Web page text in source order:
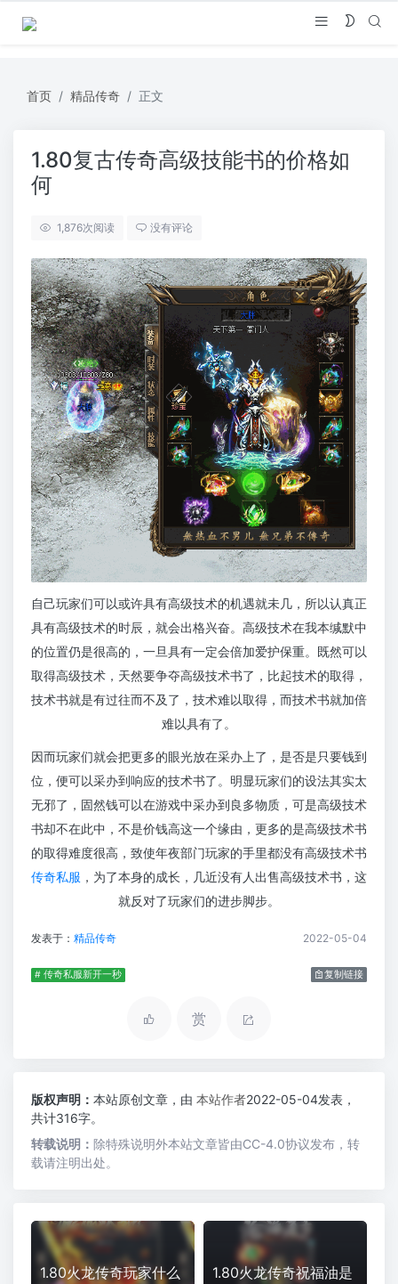
首页 精品传奇 正文
1.80复古传奇高级技能书的价格如
何
1,876次阅读 没有评论
自己玩家们可以或许具有高级技术的机遇就未几，所以认真正
具有高级技术的时辰，就会出格兴奋。高级技术在我本缄默中
的位置仍是很高的，一旦具有一定会倍加爱护保重。既然可以
取得高级技术，天然要争夺高级技术书了，比起技术的取得，
技术书就是有过往而不及了，技术难以取得，而技术书就加倍
难以具有了。
因而玩家们就会把更多的眼光放在采办上了，是否是只要钱到
位，便可以采办到响应的技术书了。明显玩家们的设法其实太
无邪了，固然钱可以在游戏中采办到良多物质，可是高级技术
书却不在此中，不是价钱高这一个缘由，更多的是高级技术书
的取得难度很高，致使年夜部门玩家的手里都没有高级技术书
传奇私服 ，为了本身的成长，几近没有人出售高级技术书，这
就反对了玩家们的进步脚步。
发表于： 精品传奇 2022-05-04
# 传奇私服新开一秒 复制链接
赏
版权声明： 本站原创文章，由 本站作者2022-05-04发表，
共计316字。
转载说明： 除特殊说明外本站文章皆由CC-4.0协议发布，转
载请注明出处。
1.80火龙传奇玩家什么
1.80火龙传奇祝福油是